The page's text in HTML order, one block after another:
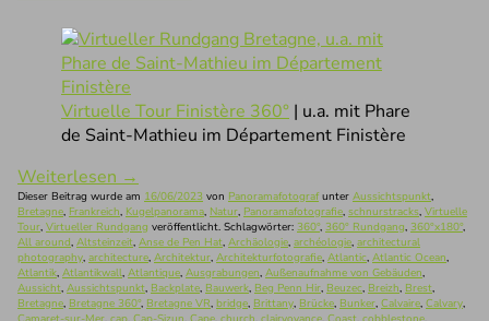
Virtuelle Tour Finistère 360° | u.a. mit Phare
de Saint-Mathieu im Département Finistère
Weiterlesen →
Dieser Beitrag wurde am 16/06/2023 von Panoramafotografunter Aussichtspunkt,
Bretagne, Frankreich, Kugelpanorama, Natur, Panoramafotografie, schnurstracks, Virtuelle
Tour, Virtueller Rundgang veröffentlicht. Schlagwörter: 360°, 360° Rundgang, 360°x180°,
All around, Altsteinzeit, Anse de Pen Hat, Archäologie, archéologie, architectural
photography, architecture, Architektur, Architekturfotografie, Atlantic, Atlantic Ocean,
Atlantik, Atlantikwall, Atlantique, Ausgrabungen, Außenaufnahme von Gebäuden,
Aussicht, Aussichtspunkt, Backplate, Bauwerk, Beg Penn Hir, Beuzec, Breizh, Brest,
Bretagne, Bretagne 360°, Bretagne VR, bridge, Brittany, Brücke, Bunker, Calvaire, Calvary,